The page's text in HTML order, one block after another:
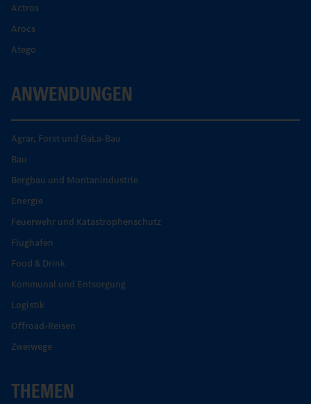
Actros
Arocs
Atego
ANWENDUNGEN
Agrar, Forst und GaLa-Bau
Bau
Bergbau und Montanindustrie
Energie
Feuerwehr und Katastrophenschutz
Flughafen
Food & Drink
Kommunal und Entsorgung
Logistik
Offroad-Reisen
Zweiwege
THEMEN